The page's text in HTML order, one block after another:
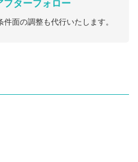
フターフォロー
面の調整も代行いたします。